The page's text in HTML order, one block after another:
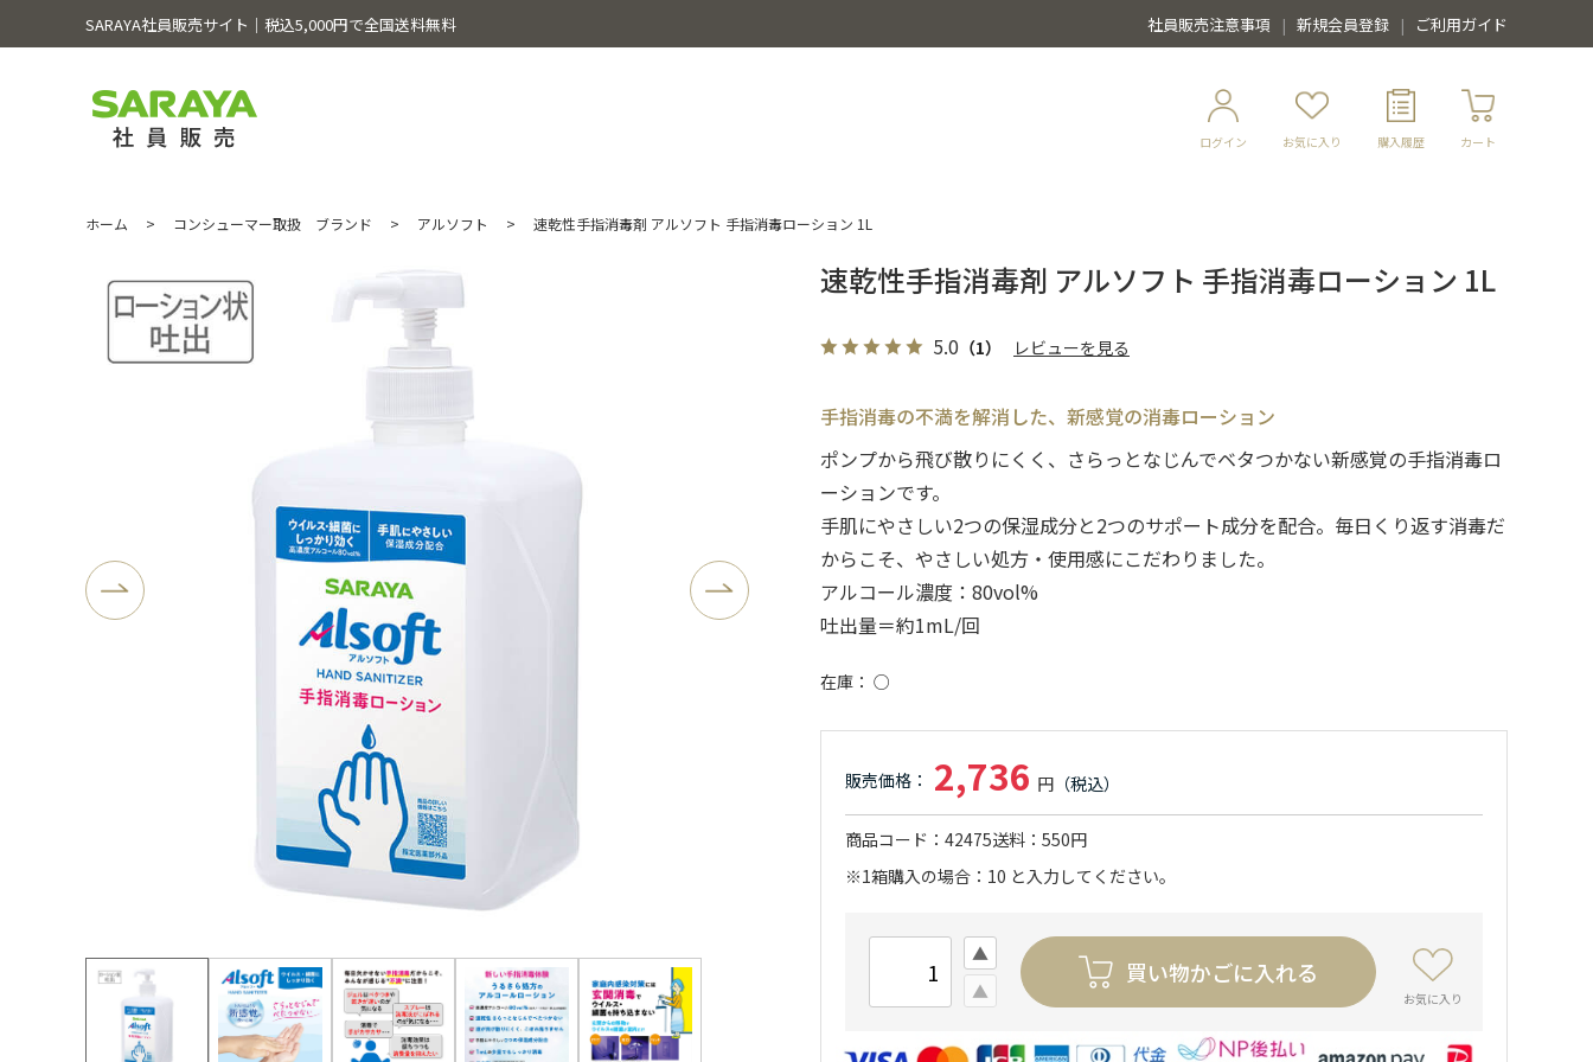
SARAYA社員販売サイト│税込5,000円で全国送料無料 社員販売注意事項 新規会員登録 ご利用ガイド
ログイン お気に入り 購入履歴 カート
ホーム > コンシューマー取扱 ブランド > アルソフト > 速乾性手指消毒剤 アルソフト 手指消毒ローション 1L
速乾性手指消毒剤 アルソフト 手指消毒ローション 1L
5.0 （1） レビューを見る
手指消毒の不満を解消した、新感覚の消毒ローション
ポンプから飛び散りにくく、さらっとなじんでベタつかない新感覚の手指消毒ロ
ーションです。
手肌にやさしい2つの保湿成分と2つのサポート成分を配合。毎日くり返す消毒だ
からこそ、やさしい処方・使用感にこだわりました。
アルコール濃度：80vol%
吐出量＝約1mL/回
在庫 ○
2,736
商品コード 42475送料
550円
※1箱購入の場合：10 と入力してください。
買い物かごに入れる
お気に入り